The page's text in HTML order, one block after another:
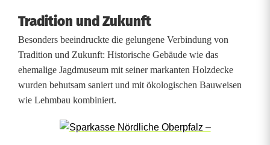
s
e
e
Tradition und Zukunft
Besonders beeindruckte die gelungene Verbindung von
Tradition und Zukunft: Historische Gebäude wie das
ehemalige Jagdmuseum mit seiner markanten Holzdecke
wurden behutsam saniert und mit ökologischen Bauweisen
wie Lehmbau kombiniert.